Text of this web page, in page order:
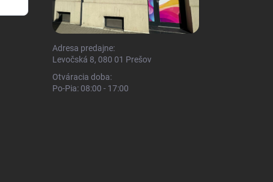
Adresa predajne:
Levočská 8, 080 01 Prešov
Otváracia doba:
Po-Pia: 08:00 - 17:00